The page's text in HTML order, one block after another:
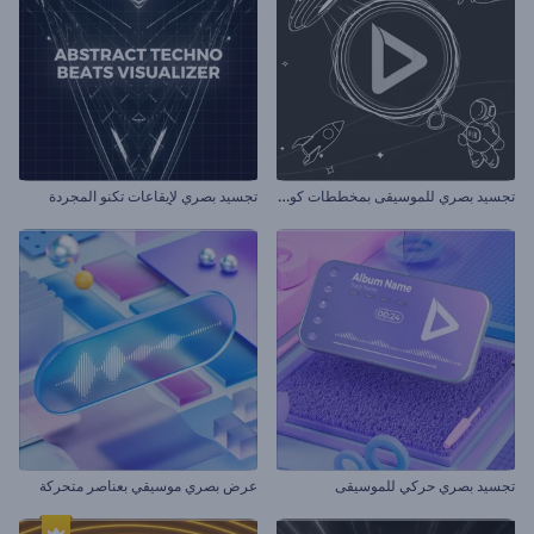
ت
جسيد بصري للموسيقى بمخططات كونية تجسيد بصري لإيقاعات تكنو المجردة
تجسيد بصري حركي للموسيقى عرض بصري موسيقي بعناصر متحركة